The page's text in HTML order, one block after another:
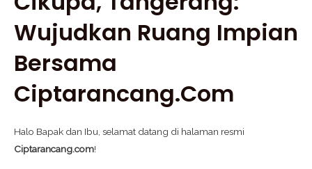
Wujudkan Ruang Impian
Bersama
Ciptarancang.com
Halo Bapak dan Ibu, selamat datang di halaman resmi
Ciptarancang.com!